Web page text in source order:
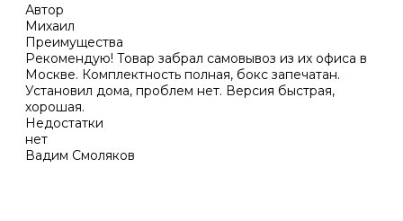
Автор
Михаил
Преимущества
Рекомендую! Товар забрал самовывоз из их офиса в
Москве. Комплектность полная, бокс запечатан.
Установил дома, проблем нет. Версия быстрая,
хорошая.
Недостатки
нет
Вадим Смоляков